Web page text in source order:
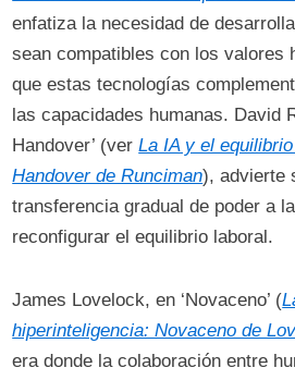
enfatiza la necesidad de
sean compatibles con los valores
que estas tecnologías
las capacidades humanas. David
Handover’ (verLa IA y el
Handover de Runciman), advierte
transferencia gradual de poder a
reconfigurar el equilibrio laboral.
James Lovelock, en ‘Novaceno’ (
hiperinteligencia: Novaceno de
era donde la colaboración entre